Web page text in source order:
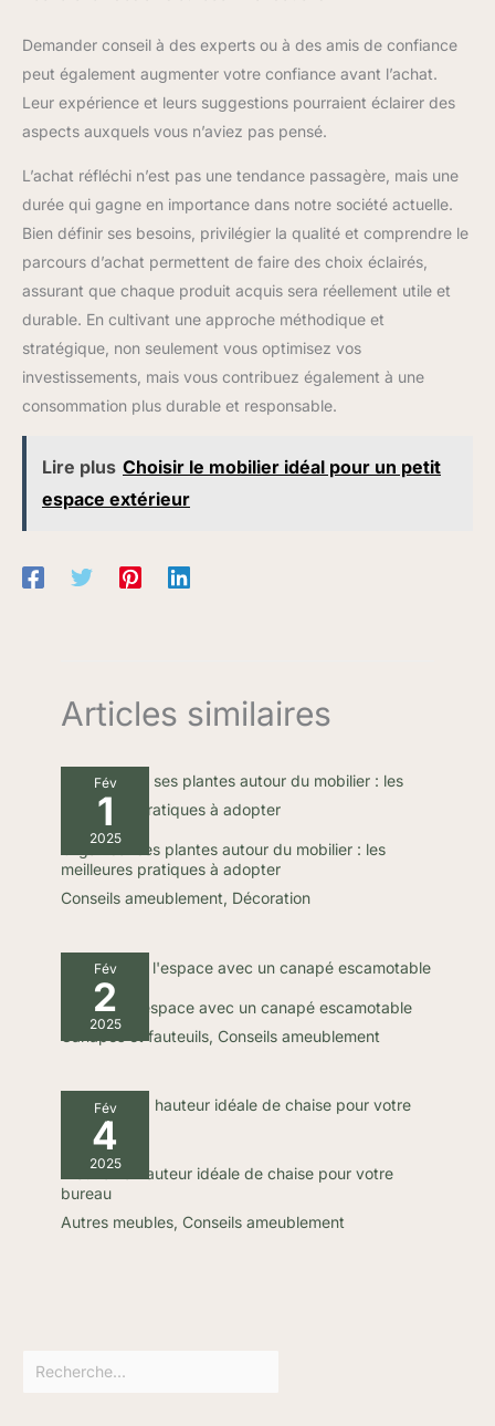
Demander conseil à des experts ou à des amis de confiance
peut également augmenter votre confiance avant l’achat.
Leur expérience et leurs suggestions pourraient éclairer des
aspects auxquels vous n’aviez pas pensé.
L’achat réfléchi n’est pas une tendance passagère, mais une
durée qui gagne en importance dans notre société actuelle.
Bien définir ses besoins, privilégier la qualité et comprendre le
parcours d’achat permettent de faire des choix éclairés,
assurant que chaque produit acquis sera réellement utile et
durable. En cultivant une approche méthodique et
stratégique, non seulement vous optimisez vos
investissements, mais vous contribuez également à une
consommation plus durable et responsable.
Lire plus Choisir le mobilier idéal pour un petit
espace extérieur
Articles similaires
Fév
1
2025
Organiser ses plantes autour du mobilier : les
meilleures pratiques à adopter
Conseils ameublement, Décoration
Fév
2
2025
Optimiser l’espace avec un canapé escamotable
Canapés et fauteuils, Conseils ameublement
Fév
4
2025
Trouver la hauteur idéale de chaise pour votre
bureau
Autres meubles, Conseils ameublement